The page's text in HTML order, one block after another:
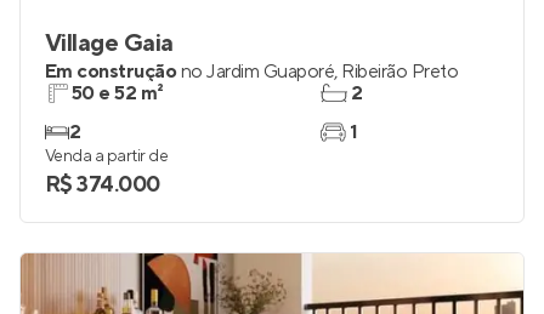
Village Gaia
Em construçãono Jardim Guaporé, Ribeirão Preto
50 e 52 m²
2
2
1
Venda a partir de
R$ 374.000